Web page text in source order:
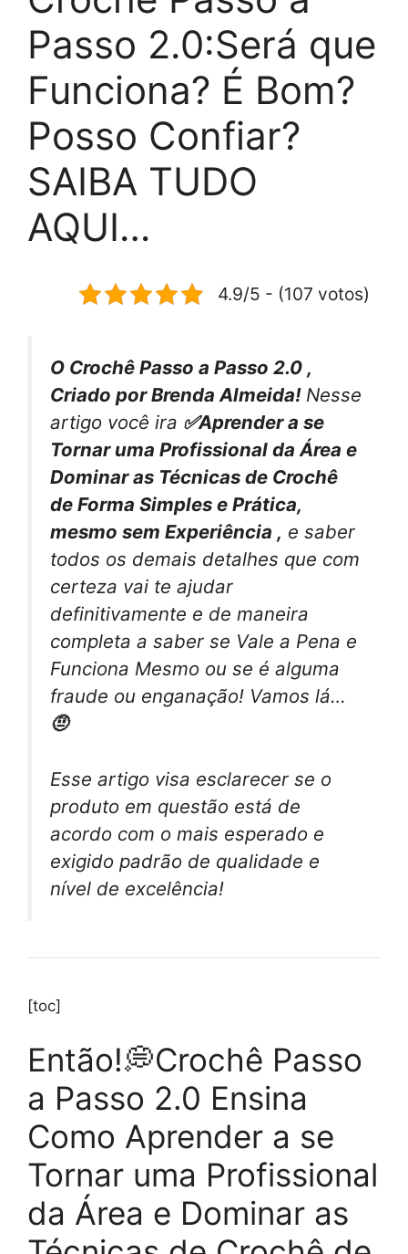
Passo 2.0:Será que
Funciona? É Bom?
Posso Confiar?
SAIBA TUDO
AQUI…
4.9/5 - (107 votos)
O Crochê Passo a Passo 2.0 ,
Criado por Brenda Almeida! Nesse
artigo você ira ✅Aprender a se
Tornar uma Profissional da Área e
Dominar as Técnicas de Crochê
de Forma Simples e Prática,
mesmo sem Experiência , e saber
todos os demais detalhes que com
certeza vai te ajudar
definitivamente e de maneira
completa a saber se Vale a Pena e
Funciona Mesmo ou se é alguma
fraude ou enganação! Vamos lá…
🤨
Esse artigo visa esclarecer se o
produto em questão está de
acordo com o mais esperado e
exigido padrão de qualidade e
nível de excelência!
[toc]
Então!💭Crochê Passo
a Passo 2.0 Ensina
Como Aprender a se
Tornar uma Profissional
da Área e Dominar as